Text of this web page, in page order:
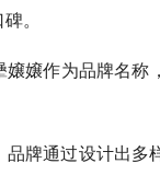
。
嬢作为品牌名
牌通过设计出